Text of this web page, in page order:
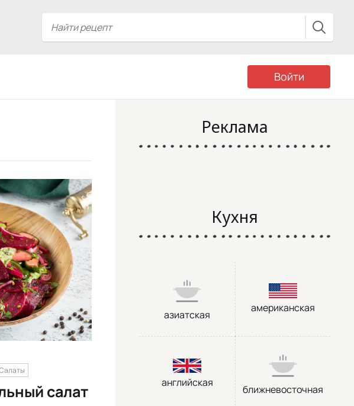
Войти
салат
Реклама
Кухня
азиатская
американская
английская
ближневосточная